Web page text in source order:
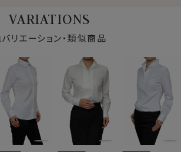
ス、カフスボタンも使えるコンバーチ
も、カフスボタンの上品なアクセント
ことが出来ます。
ト
せ、リラックスして着ていただけるゆ
ozieのレディースシャツの中で、一番
り： 30cm/ 肩幅 ：40cm
ご参考下さい。
ル100％
材＝クールマックスRスーパードラ
VARIATIONS
リエーション・類似商品